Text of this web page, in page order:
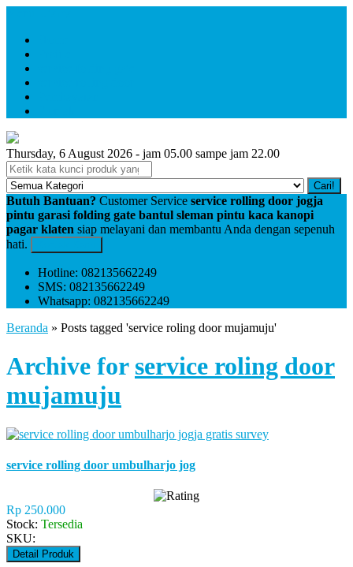
Thursday, 6 August 2026 - jam 05.00 sampe jam 22.00
Cari!
Butuh Bantuan? Customer Service service rolling door jogja
pintu garasi folding gate bantul sleman pintu kaca kanopi
pagar klaten siap melayani dan membantu Anda dengan sepenuh
hati.
Hotline: 082135662249
SMS: 082135662249
Whatsapp: 082135662249
Beranda » Posts tagged 'service roling door mujamuju'
Archive for service roling door
mujamuju
service rolling door umbulharjo jog
Rp 250.000
Stock: Tersedia
SKU:
Detail Produk